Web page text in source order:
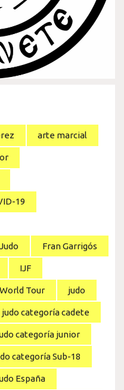
arte marcial
19
Fran Garrigós
IJF
Tour judo
judo categoría cadete
categoría junior
categoría Sub-18
España